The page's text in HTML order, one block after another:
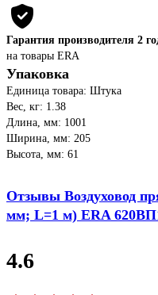
Гарантия производителя 2
на товары ERA
Упаковка
Единица товара: Штука
Вес, кг: 1.38
Длина, мм: 1001
Ширина, мм: 205
Высота, мм: 61
Отзывы Воздуховод
мм; L=1 м) ERA
4.6